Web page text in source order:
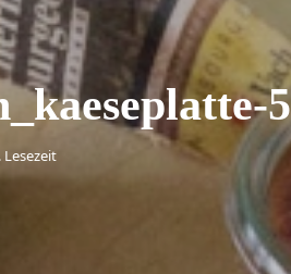
5
Lesezeit